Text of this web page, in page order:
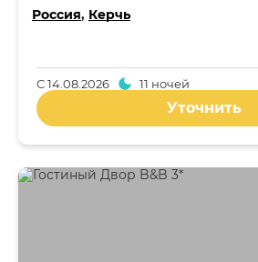
Россия, Керчь
С14.08.2026 11 ночей
Уточнить